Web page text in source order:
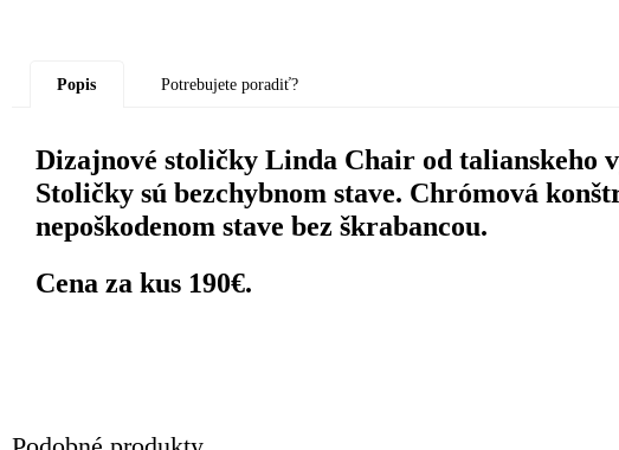
Popis Potrebujete poradiť?
Dizajnové stoličky Linda Chair od talianskeho
Stoličky sú bezchybnom stave. Chrómová
nepoškodenom stave bez škrabancou.
Cena za kus 190€.